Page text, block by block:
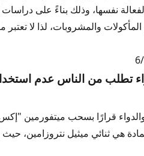
نفسها، وذلك بناءً على
والمشروبات، لذا لا تعتبر
تطلب من الناس عدم
قرارًا بسحب ميتفورمين "إكس
هي ثنائي ميثيل نتروزامين، حيث